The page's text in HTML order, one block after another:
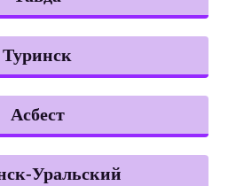
Туринск
Асбест
Уральский